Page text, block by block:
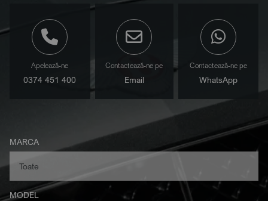
Apelează-ne
0374 451 400
Contactează-ne pe
Email
Contactează-ne pe
WhatsApp
MARCA
MODEL